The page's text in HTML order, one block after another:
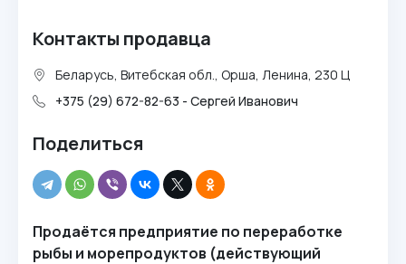
Контакты продавца
Беларусь, Витебская обл., Орша, Ленина, 230 Ц
+375 (29) 672-82-63 - Сергей Иванович
Поделиться
Продаётся предприятие по переработке
рыбы и морепродуктов (действующий